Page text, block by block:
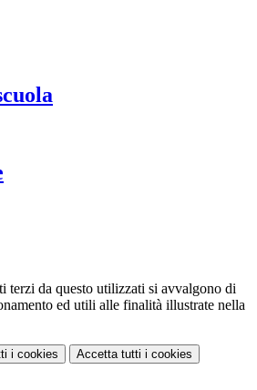
terzi da questo utilizzati si avvalgono di
ed utili alle finalità illustrate nella
i cookies Accetta tutti i cookies